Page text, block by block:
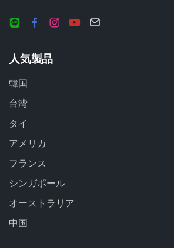
人気製品
韓国
台湾
タイ
アメリカ
フランス
シンガポール
オーストラリア
中国